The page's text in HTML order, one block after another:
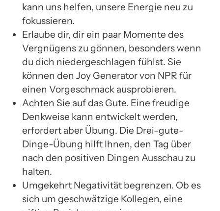
kann uns helfen, unsere Energie neu zu
fokussieren.
Erlaube dir, dir ein paar Momente des
Vergnügens zu gönnen, besonders wenn
du dich niedergeschlagen fühlst. Sie
können den Joy Generator von NPR für
einen Vorgeschmack ausprobieren.
Achten Sie auf das Gute. Eine freudige
Denkweise kann entwickelt werden,
erfordert aber Übung. Die Drei-gute-
Dinge-Übung hilft Ihnen, den Tag über
nach den positiven Dingen Ausschau zu
halten.
Umgekehrt Negativität begrenzen. Ob es
sich um geschwätzige Kollegen, eine